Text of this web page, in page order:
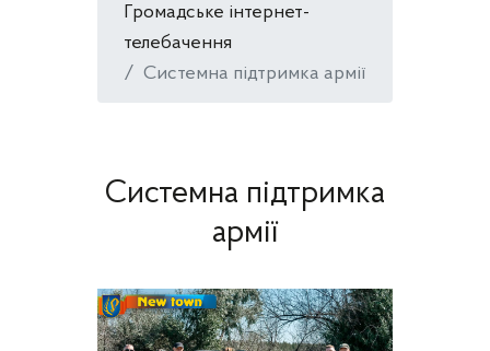
Громадське інтернет-
телебачення
Системна підтримка армії
Системна підтримка
армії